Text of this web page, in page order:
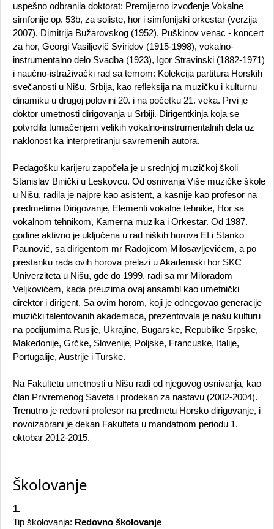
uspešno odbranila doktorat: Premijerno izvođenje Vokalne
simfonije op. 53b, za soliste, hor i simfonijski orkestar (verzija
2007), Dimitrija Bužarovskog (1952), Puškinov venac - koncert
za hor, Georgi Vasiljevič Sviridov (1915-1998), vokalno-
instrumentalno delo Svadba (1923), Igor Stravinski (1882-1971)
i naučno-istraživački rad sa temom: Kolekcija partitura Horskih
svečanosti u Nišu, Srbija, kao refleksija na muzičku i kulturnu
dinamiku u drugoj polovini 20. i na početku 21. veka. Prvi je
doktor umetnosti dirigovanja u Srbiji. Dirigentkinja koja se
potvrdila tumačenjem velikih vokalno-instrumentalnih dela uz
naklonost ka interpretiranju savremenih autora.
Pedagošku karijeru započela je u srednjoj muzičkoj školi
Stanislav Binički u Leskovcu. Od osnivanja Više muzičke škole
u Nišu, radila je najpre kao asistent, a kasnije kao profesor na
predmetima Dirigovanje, Elementi vokalne tehnike, Hor sa
vokalnom tehnikom, Kamerna muzika i Orkestar. Od 1987.
godine aktivno je uključena u rad niških horova EI i Stanko
Paunović, sa dirigentom mr Radojicom Milosavljevićem, a po
prestanku rada ovih horova prelazi u Akademski hor SKC
Univerziteta u Nišu, gde do 1999. radi sa mr Miloradom
Veljkovićem, kada preuzima ovaj ansambl kao umetnički
direktor i dirigent. Sa ovim horom, koji je odnegovao generacije
muzički talentovanih akademaca, prezentovala je našu kulturu
na podijumima Rusije, Ukrajine, Bugarske, Republike Srpske,
Makedonije, Grčke, Slovenije, Poljske, Francuske, Italije,
Portugalije, Austrije i Turske.
Na Fakultetu umetnosti u Nišu radi od njegovog osnivanja, kao
član Privremenog Saveta i prodekan za nastavu (2002-2004).
Trenutno je redovni profesor na predmetu Horsko dirigovanje, i
novoizabrani je dekan Fakulteta u mandatnom periodu 1.
oktobar 2012-2015.
Školovanje
1.
Tip školovanja: Redovno školovanje